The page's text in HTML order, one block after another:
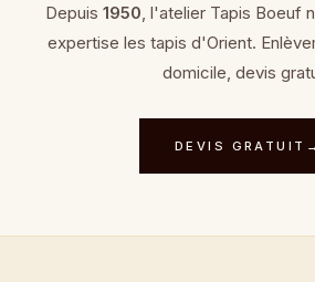
Depuis 1950 , l'atelier Tapis Boeuf
expertise les tapis d'Orient.
domicile, devis
DEVIS GRATUIT →